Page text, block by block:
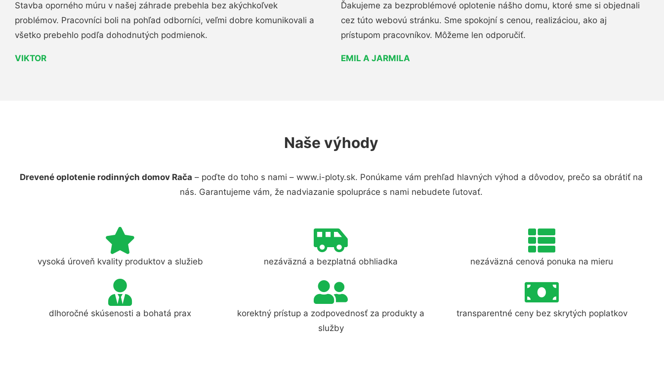
Stavba oporného múru v našej záhrade prebehla bez akýchkoľvek
problémov. Pracovníci boli na pohľad odborníci, veľmi dobre komunikovali a
všetko prebehlo podľa dohodnutých podmienok.
VIKTOR
Ďakujeme za bezproblémové oplotenie nášho domu, ktoré sme si objednali
cez túto webovú stránku. Sme spokojní s cenou, realizáciou, ako aj
prístupom pracovníkov. Môžeme len odporučiť.
EMIL A JARMILA
Naše výhody
Drevené oplotenie rodinných domov Rača – poďte do toho s nami – www.i-ploty.sk. Ponúkame vám prehľad hlavných výhod a dôvodov, prečo sa obrátiť na
nás. Garantujeme vám, že nadviazanie spolupráce s nami nebudete ľutovať.
vysoká úroveň kvality produktov a služieb nezáväzná a bezplatná obhliadka nezáväzná cenová ponuka na mieru
dlhoročné skúsenosti a bohatá prax
korektný prístup a zodpovednosť za produkty a
služby
transparentné ceny bez skrytých poplatkov